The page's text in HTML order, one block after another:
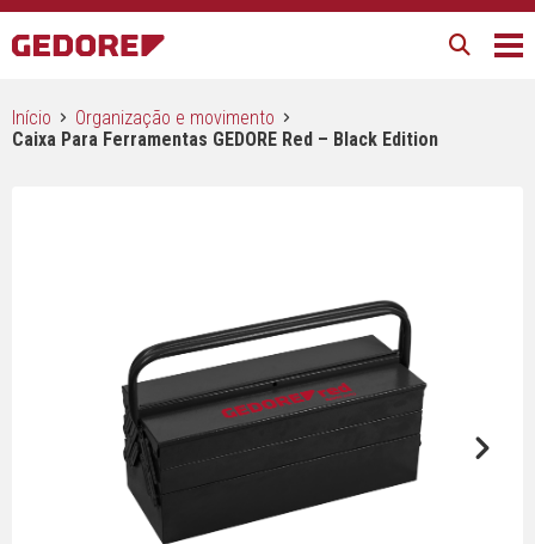
Início
Organização e movimento
Caixa Para Ferramentas GEDORE Red – Black Edition